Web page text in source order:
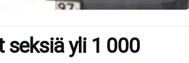
seksiä yli 1 000